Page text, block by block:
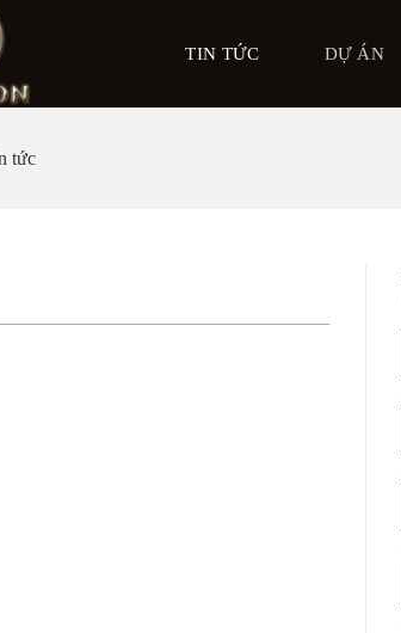
TIN TỨC DỰ ÁN
tức